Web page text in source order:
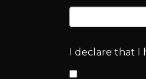
I declare that I